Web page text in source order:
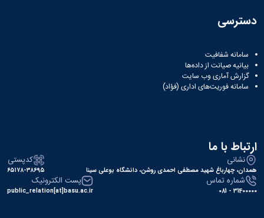
دسترسی
سامانه شفافیت
بیانیه صیانت از داده‌ها
گزارش آماری وب‌ سایت
سامانه فوریت‌های اداری (فؤاد)
ارتباط با ما
نشانی
همدان، چهارباغ شهید مصطفی احمدی روشن، دانشگاه بوعلی سینا
کدپستی
۶۵۱۷۸-۳۸۶۹۵
شماره تماس
31400000 - 081
پست الکترونیک
public_relation[at]basu.ac.ir